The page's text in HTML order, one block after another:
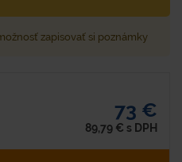
zapisovať si poznámky
73 €
89,79 € s DPH